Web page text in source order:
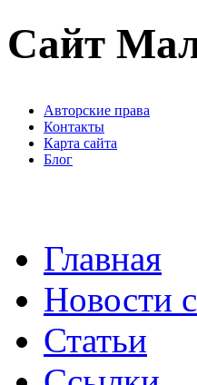
Сайт
Авторские права
Контакты
Карта сайта
Блог
Главная
Новости
Статьи